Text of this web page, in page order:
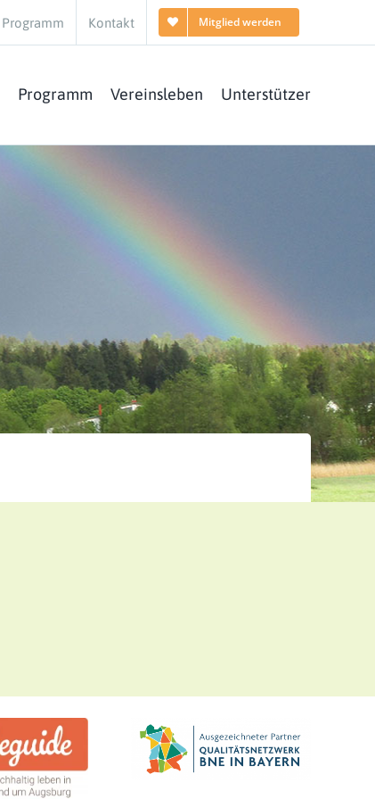
Programm Kontakt Mitglied werden
Programm Vereinsleben Unterstützer